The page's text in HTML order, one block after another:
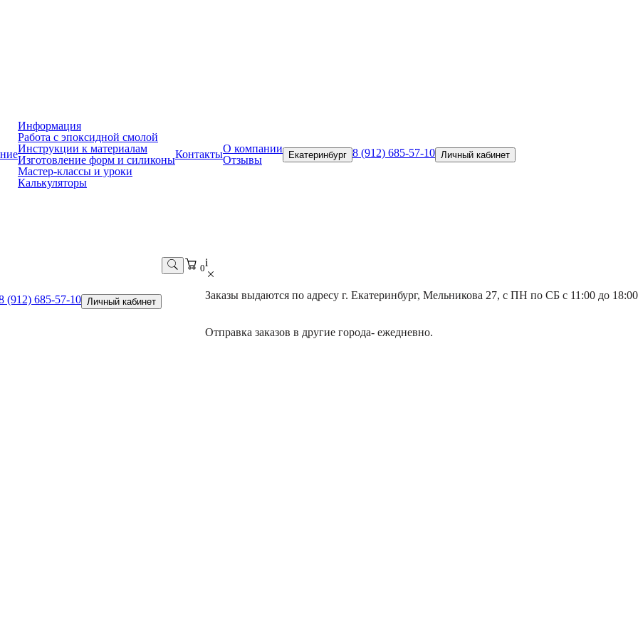
Информация
Работа с эпоксидной смолой
Инструкции к материалам
Изготовление форм и силиконы
Мастер-классы и уроки
Калькуляторы
КонтактыО компании
Отзывы
Екатеринбург 8 (912) 685-57-10 Личный кабинет
(912) 685-57-10 Личный кабинет
0i
Заказы выдаются по адресу г. Екатеринбург, Мельникова 27, с ПН по СБ с 11:00 до 18:00
Отправка заказов в другие города- ежедневно.